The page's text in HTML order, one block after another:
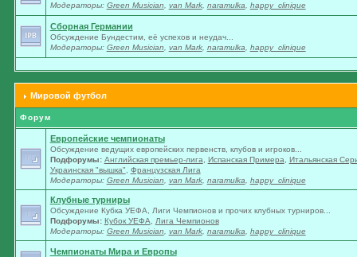
Модераторы: Green Musician van Mark, naramulka happy_clinique
Сборная Германии
Обсуждение Бундестим, её успехов и неудач...
Модераторы: Green Musician van Mark, naramulka happy_clinique
Мировой футбол
Форум
Европейские чемпионаты
Обсуждение ведущих европейских первенств, клубов и игроков...
Подфорумы: Английская премьер-лига Испанская Примера
Итальянская
Украинская "вышка"
Французская Лига
Модераторы: Green Musician van Mark, naramulka happy_clinique
Клубные турниры
Обсуждение Кубка УЕФА, Лиги Чемпионов и прочих клубных турниров...
Подфорумы: Кубок УЕФА
Лига Чемпионов
Модераторы: Green Musician van Mark, naramulka happy_clinique
Чемпионаты Мира и Европы